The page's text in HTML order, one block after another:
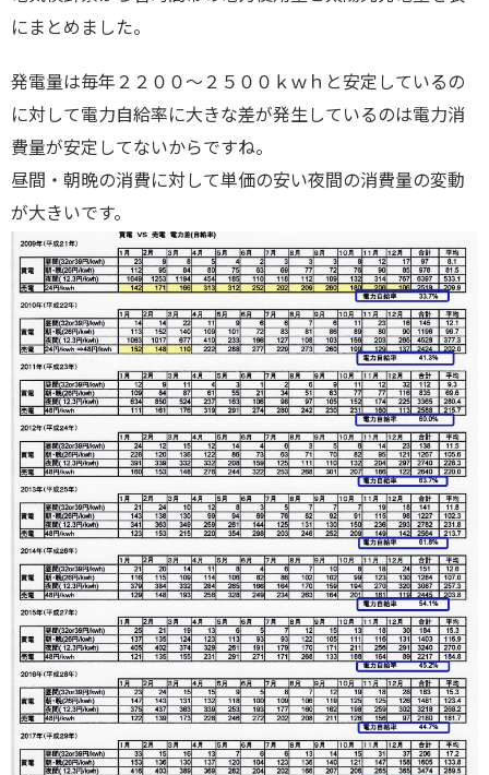
にまとめました。
発電量は毎年２２００～２５００ｋｗｈと安定しているの
に対して電力自給率に大きな差が発生しているのは電力消
費量が安定してないからですね。
昼間・朝晩の消費に対して単価の安い夜間の消費量の変動
が大きいです。